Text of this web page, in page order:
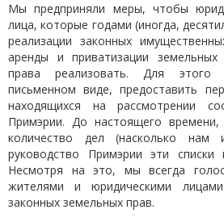
Мы предприняли меры, чтобы
лица, которые годами (иногда,
реализации законных
аренды и приватизации земельных
права реализовать. Для
письменном виде, предоставить
находящихся на рассмотрении
Примэрии. До настоящего
количество дел (насколько нам
руководство Примэрии эти списки
Несмотря на это, мы всегда
жителями и юридическими
законных земельных прав.